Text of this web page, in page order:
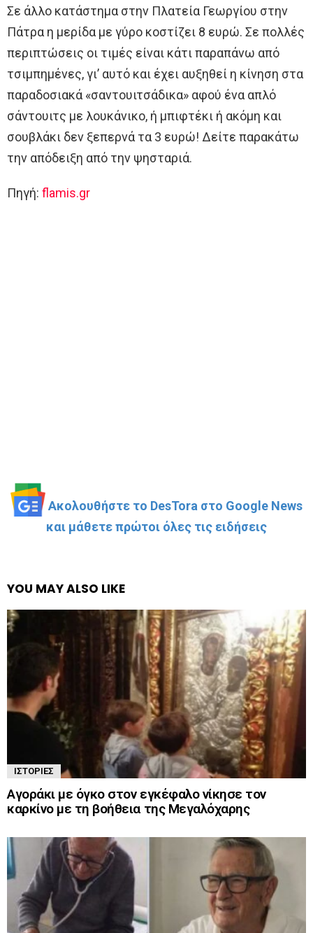
Σε άλλο κατάστημα στην Πλατεία Γεωργίου στην
Πάτρα η μερίδα με γύρο κοστίζει 8 ευρώ. Σε πολλές
περιπτώσεις οι τιμές είναι κάτι παραπάνω από
τσιμπημένες, γι’ αυτό και έχει αυξηθεί η κίνηση στα
παραδοσιακά «σαντουιτσάδικα» αφού ένα απλό
σάντουιτς με λουκάνικο, ή μπιφτέκι ή ακόμη και
σουβλάκι δεν ξεπερνά τα 3 ευρώ! Δείτε παρακάτω
την απόδειξη από την ψησταριά.
Πηγή: flamis.gr
Ακολουθήστε το DesTora στο Google News
και μάθετε πρώτοι όλες τις ειδήσεις
YOU MAY ALSO LIKE
ΙΣΤΟΡΊΕΣ
Αγοράκι με όγκο στον εγκέφαλο νίκησε τον
καρκίνο με τη βοήθεια της Μεγαλόχαρης